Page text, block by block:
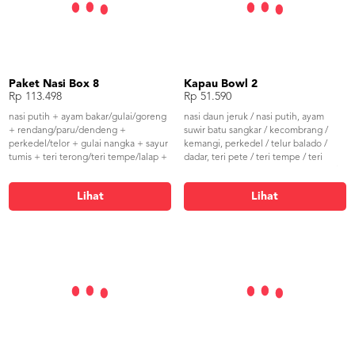
Paket Nasi Box 8
Rp 113.498
nasi putih + ayam bakar/gulai/goreng
+ rendang/paru/dendeng +
perkedel/telor + gulai nangka + sayur
tumis + teri terong/teri tempe/lalap +
Lihat
Kapau Bowl 2
Rp 51.590
nasi daun jeruk / nasi putih, ayam
suwir batu sangkar / kecombrang /
kemangi, perkedel / telur balado /
dadar, teri pete / teri tempe / teri
buncis, sambal merah / sambal ijo
Lihat